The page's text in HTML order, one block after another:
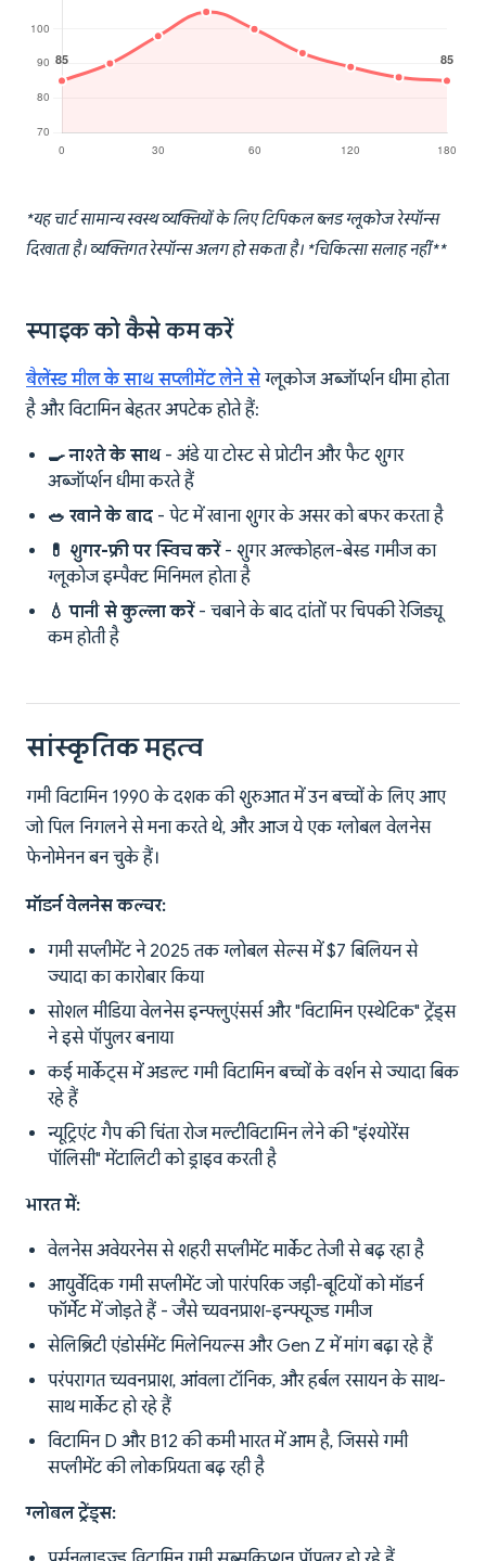
*यह चार्ट सामान्य स्वस्थ व्यक्तियों के लिए टिपिकल ब्लड ग्लूकोज रेस्पॉन्स
दिखाता है। व्यक्तिगत रेस्पॉन्स अलग हो सकता है। *चिकित्सा सलाह नहीं**
स्पाइक को कैसे कम करें
बैलेंस्ड मील के साथ सप्लीमेंट लेने से ग्लूकोज अब्जॉर्प्शन धीमा होता
है और विटामिन बेहतर अपटेक होते हैं:
🍳 नाश्ते के साथ- अंडे या टोस्ट से प्रोटीन और फैट शुगर
अब्जॉर्प्शन धीमा करते हैं
🥗 खाने के बाद - पेट में खाना शुगर के असर को बफर करता है
💊 शुगर-फ्री पर स्विच करें- शुगर अल्कोहल-बेस्ड गमीज का
ग्लूकोज इम्पैक्ट मिनिमल होता है
💧 पानी से कुल्ला करें- चबाने के बाद दांतों पर चिपकी रेजिड्यू
कम होती है
सांस्कृतिक महत्व
गमी विटामिन 1990 के दशक की शुरुआत में उन बच्चों के लिए आए
जो पिल निगलने से मना करते थे, और आज ये एक ग्लोबल वेलनेस
फेनोमेनन बन चुके हैं।
मॉडर्न वेलनेस कल्चर:
गमी सप्लीमेंट ने 2025 तक ग्लोबल सेल्स में $7 बिलियन से
ज्यादा का कारोबार किया
सोशल मीडिया वेलनेस इन्फ्लुएंसर्स और "विटामिन एस्थेटिक" ट्रेंड्स
ने इसे पॉपुलर बनाया
कई मार्केट्स में अडल्ट गमी विटामिन बच्चों के वर्शन से ज्यादा बिक
रहे हैं
न्यूट्रिएंट गैप की चिंता रोज मल्टीविटामिन लेने की "इंश्योरेंस
पॉलिसी" मेंटालिटी को ड्राइव करती है
भारत में:
वेलनेस अवेयरनेस से शहरी सप्लीमेंट मार्केट तेजी से बढ़ रहा है
आयुर्वेदिक गमी सप्लीमेंट जो पारंपरिक जड़ी-बूटियों को मॉडर्न
फॉर्मेट में जोड़ते हैं - जैसे च्यवनप्राश-इन्फ्यूज्ड गमीज
सेलिब्रिटी एंडोर्समेंट मिलेनियल्स और Gen Z में मांग बढ़ा रहे हैं
परंपरागत च्यवनप्राश, आंवला टॉनिक, और हर्बल रसायन के साथ-
साथ मार्केट हो रहे हैं
विटामिन D और B12 की कमी भारत में आम है, जिससे गमी
सप्लीमेंट की लोकप्रियता बढ़ रही है
ग्लोबल ट्रेंड्स: